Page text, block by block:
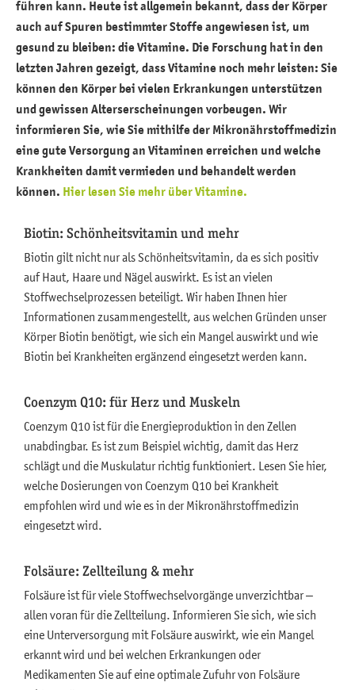
Saccharide
Sekundäre Pflanzenstoffe
Sonstige Substanzen
Vitamine
führen kann. Heute ist allgemein bekannt, dass der Körper
auch auf Spuren bestimmter Stoffe angewiesen ist, um
gesund zu bleiben: die Vitamine. Die Forschung hat in den
letzten Jahren gezeigt, dass Vitamine noch mehr leisten: Sie
können den Körper bei vielen Erkrankungen unterstützen
und gewissen Alterserscheinungen vorbeugen. Wir
informieren Sie, wie Sie mithilfe der Mikronährstoffmedizin
eine gute Versorgung an Vitaminen erreichen und welche
Krankheiten damit vermieden und behandelt werden
können. Hier lesen Sie mehr über Vitamine.
Biotin: Schönheitsvitamin und mehr
Biotin gilt nicht nur als Schönheitsvitamin, da es sich positiv
auf Haut, Haare und Nägel auswirkt. Es ist an vielen
Stoffwechselprozessen beteiligt. Wir haben Ihnen hier
Informationen zusammengestellt, aus welchen Gründen unser
Körper Biotin benötigt, wie sich ein Mangel auswirkt und wie
Biotin bei Krankheiten ergänzend eingesetzt werden kann.
Coenzym Q10: für Herz und Muskeln
Coenzym Q10 ist für die Energieproduktion in den Zellen
unabdingbar. Es ist zum Beispiel wichtig, damit das Herz
schlägt und die Muskulatur richtig funktioniert. Lesen Sie hier,
welche Dosierungen von Coenzym Q10 bei Krankheit
empfohlen wird und wie es in der Mikronährstoffmedizin
eingesetzt wird.
Folsäure: Zellteilung & mehr
Folsäure ist für viele Stoffwechselvorgänge unverzichtbar –
allen voran für die Zellteilung. Informieren Sie sich, wie sich
eine Unterversorgung mit Folsäure auswirkt, wie ein Mangel
erkannt wird und bei welchen Erkrankungen oder
Medikamenten Sie auf eine optimale Zufuhr von Folsäure